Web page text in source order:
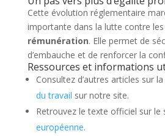
Cette évolution réglementaire
importante dans la lutte contre les
rémunération. Elle permet de
d’embauche et de renforcer la
Ressources et informations
Consultez d’autres articles sur la
du travail sur notre site.
Retrouvez le texte officiel sur le
européenne.